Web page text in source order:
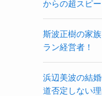
からの超スピー
斯波正樹の家
ラン経営者！
浜辺美波の結
道否定しない理